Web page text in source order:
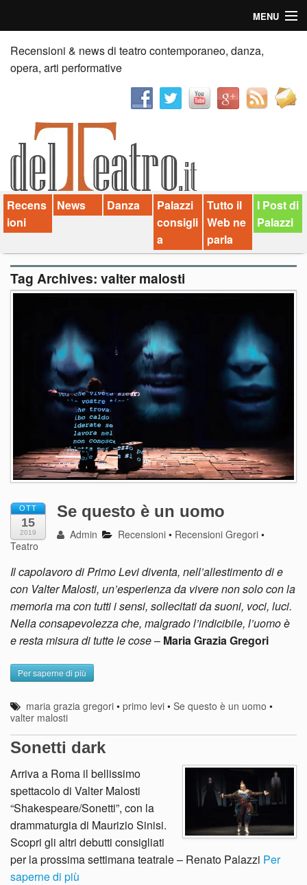
MENU
Home
Recensioni
News
Palazzi consiglia
Video
Chi siamo
Contatti
Recensioni & news di teatro contemporaneo, danza,
opera, arti performative
Recens
ioni
News Danza
Palazzi
consigli
a
Tutto il
Web ne
parla
I Post di
Palazzi
Tag Archives: valter malosti
OTT
15
2019
Se questo è un uomo
Admin Recensioni • Recensioni Gregori •
Teatro
Il capolavoro di Primo Levi diventa, nell’allestimento di e
con Valter Malosti, un’esperienza da vivere non solo con la
memoria ma con tutti i sensi, sollecitati da suoni, voci, luci.
Nella consapevolezza che, malgrado l’indicibile, l’uomo è
e resta misura di tutte le cose– Maria Grazia Gregori
Per saperne di più
maria grazia gregori •primo levi •Se questo è un uomo •
valter malosti
Sonetti dark
Arriva a Roma il bellissimo
spettacolo di Valter Malosti
“Shakespeare/Sonetti”, con la
drammaturgia di Maurizio Sinisi.
Scopri gli altri debutti consigliati
per la prossima settimana teatrale – Renato Palazzi Per
saperne di più